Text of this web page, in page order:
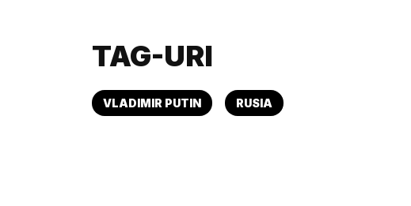
TAG-URI
VLADIMIR PUTIN RUSIA